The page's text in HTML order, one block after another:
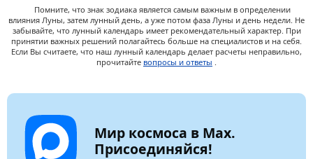
Помните, что знак зодиака является самым важным в определении
влияния Луны, затем лунный день, а уже потом фаза Луны и день недели. Не
забывайте, что лунный календарь имеет рекомендательный характер. При
принятии важных решений полагайтесь больше на специалистов и на себя.
Если Вы считаете, что наш лунный календарь делает расчеты неправильно,
прочитайте вопросы и ответы .
Мир космоса в Max.
Присоединяйся!